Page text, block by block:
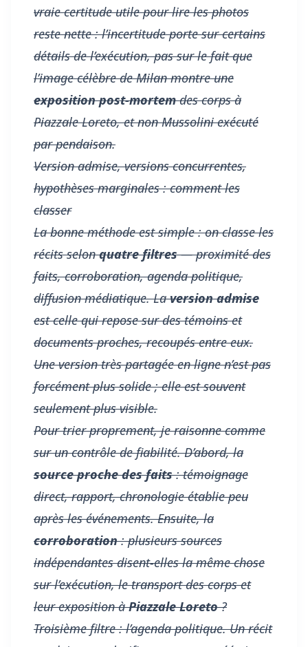
vraie certitude utile pour lire les photos
reste nette : l’incertitude porte sur certains
détails de l’exécution, pas sur le fait que
l’image célèbre de Milan montre une
exposition post-mortemdes corps à
Piazzale Loreto, et non Mussolini exécuté
par pendaison.
Version admise, versions concurrentes,
hypothèses marginales : comment les
classer
La bonne méthode est simple : on classe les
récits selonquatre filtres— proximité des
faits, corroboration, agenda politique,
diffusion médiatique. Laversion admise
est celle qui repose sur des témoins et
documents proches, recoupés entre eux.
Une version très partagée en ligne n’est pas
forcément plus solide ; elle est souvent
seulementplus visible.
Pour trier proprement, je raisonne comme
sur un contrôle de fiabilité. D’abord, la
source proche des faits: témoignage
direct, rapport, chronologie établie peu
après les événements. Ensuite, la
corroboration: plusieurs sources
indépendantes disent-elles la même chose
sur l’exécution, le transport des corps et
leur exposition àPiazzale Loreto?
Troisième filtre : l’agenda politique. Un récit